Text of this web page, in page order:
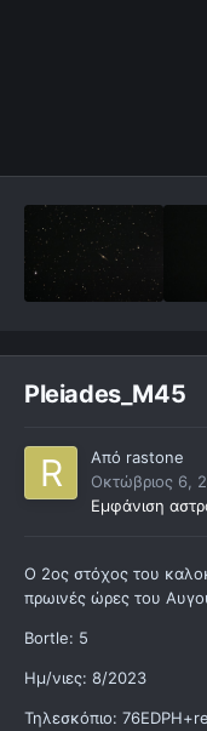
Pleiades_M45
Από rastone
Οκτώβριος 6,
Εμφάνιση
Ο 2ος στόχος του
πρωινές ώρες του
Bortle: 5
Ημ/νιες: 8/2023
Τηλεσκόπιο: